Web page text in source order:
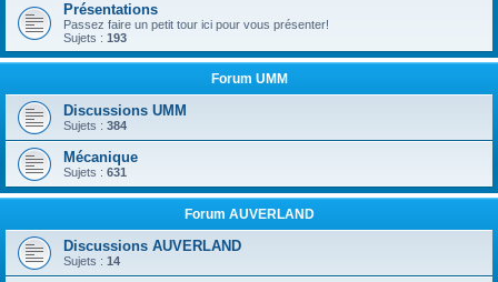
Présentations
Passez faire un petit tour ici pour vous présenter!
Sujets : 193
Forum UMM
Discussions UMM
Sujets : 384
Mécanique
Sujets : 631
Forum AUVERLAND
Discussions AUVERLAND
Sujets : 14